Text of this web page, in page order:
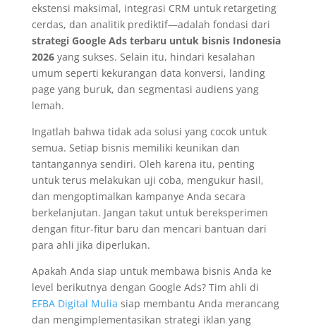
ekstensi maksimal, integrasi CRM untuk retargeting
cerdas, dan analitik prediktif—adalah fondasi dari
strategi Google Ads terbaru untuk bisnis Indonesia
2026yang sukses. Selain itu, hindari kesalahan
umum seperti kekurangan data konversi, landing
page yang buruk, dan segmentasi audiens yang
lemah.
Ingatlah bahwa tidak ada solusi yang cocok untuk
semua. Setiap bisnis memiliki keunikan dan
tantangannya sendiri. Oleh karena itu, penting
untuk terus melakukan uji coba, mengukur hasil,
dan mengoptimalkan kampanye Anda secara
berkelanjutan. Jangan takut untuk bereksperimen
dengan fitur-fitur baru dan mencari bantuan dari
para ahli jika diperlukan.
Apakah Anda siap untuk membawa bisnis Anda ke
level berikutnya dengan Google Ads? Tim ahli di
EFBA Digital Mulia siap membantu Anda merancang
dan mengimplementasikan strategi iklan yang